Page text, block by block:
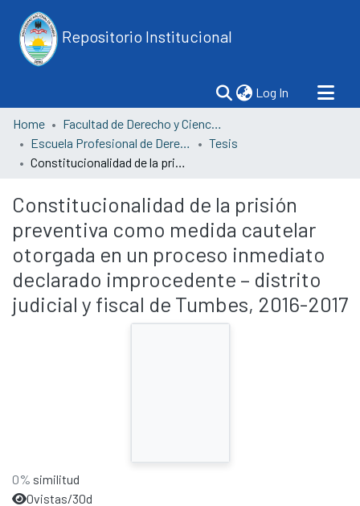
Repositorio Institucional
Log In (current)
Home
Facultad de Derecho y Ciencias Políticas
Escuela Profesional de Derecho
Tesis
Constitucionalidad de la prisión preventiva como medida cautelar otorgada en un proceso inmediato declarado improcedente – distrito judicial y fiscal de Tumbes, 2016-2017
Constitucionalidad de la prisión
preventiva como medida cautelar
otorgada en un proceso inmediato
declarado improcedente – distrito
judicial y fiscal de Tumbes, 2016-2017
0% similitud
0vistas/30d